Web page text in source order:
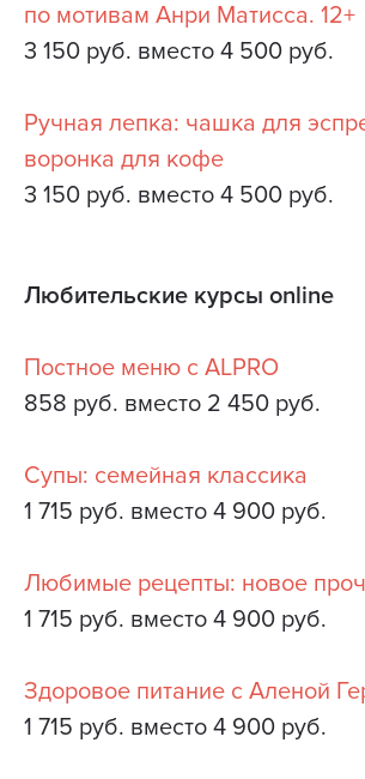
по мотивам Анри Матисса. 12+
3 150 руб. вместо 4 500 руб.
Ручная лепка: чашка для
воронка для кофе
3 150 руб. вместо 4 500 руб.
Любительские курсы online
Постное меню с ALPRO
858 руб. вместо 2 450 руб.
Супы: семейная классика
1 715 руб. вместо 4 900 руб.
Любимые рецепты: новое
1 715 руб. вместо 4 900 руб.
Здоровое питание с Аленой
1 715 руб. вместо 4 900 руб.